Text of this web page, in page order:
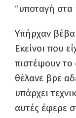
“υποταγή στα
Υπήρχαν
Εκείνοι που
πιστέψουν το
θέλανε βρε
υπάρχει
αυτές έφερε